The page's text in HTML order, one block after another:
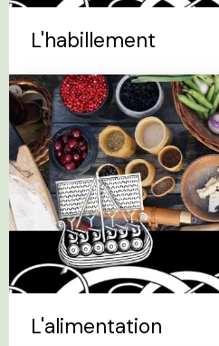
L'habillement
L'alimentation